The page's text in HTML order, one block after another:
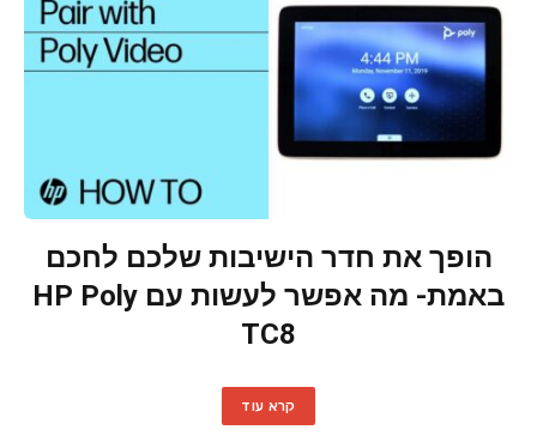
הופך את חדר הישיבות שלכם לחכם
באמת- מה אפשר לעשות עם HP Poly
TC8
קרא עוד